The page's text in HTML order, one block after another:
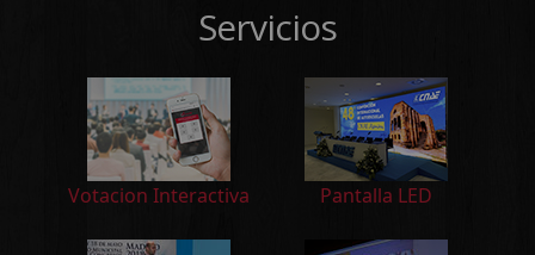
Servicios
Votacion Interactiva Pantalla LED